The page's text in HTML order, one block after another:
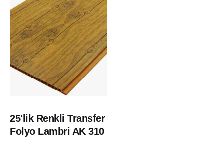
25'lik Renkli Transfer
Folyo Lambri AK 310